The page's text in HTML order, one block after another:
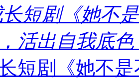
短剧《她不
活出自我底色
短剧《她不